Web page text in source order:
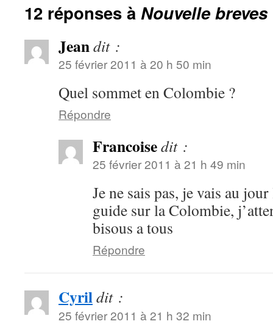
12 réponses à Nouvelle breves
Jeandit :
25 février 2011 à 20 h 50 min
Quel sommet en Colombie ?
Répondre
Francoisedit :
25 février 2011 à 21 h 49 min
Je ne sais pas, je vais au
guide sur la Colombie,
bisous a tous
Répondre
Cyrildit :
25 février 2011 à 21 h 32 min